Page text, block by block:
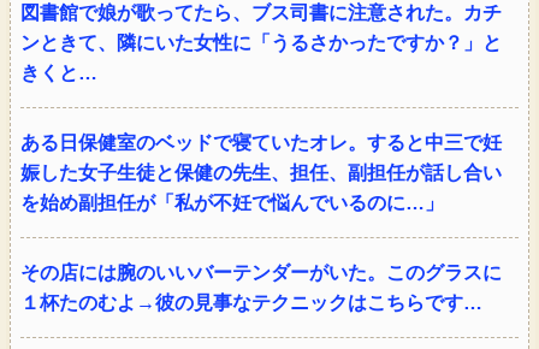
図書館で娘が歌ってたら、ブス司書に注意された。カチ
ンときて、隣にいた女性に「うるさかったですか？」と
きくと…
ある日保健室のベッドで寝ていたオレ。すると中三で妊
娠した女子生徒と保健の先生、担任、副担任が話し合い
を始め副担任が「私が不妊で悩んでいるのに…」
その店には腕のいいバーテンダーがいた。このグラスに
１杯たのむよ→彼の見事なテクニックはこちらです…